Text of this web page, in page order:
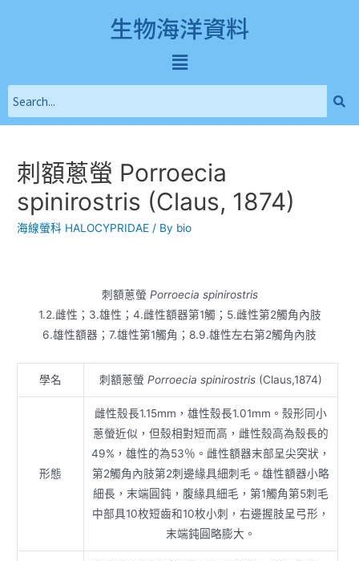
生物海洋資料
刺額蔥螢 Porroecia
spinirostris (Claus, 1874)
海線螢科 HALOCYPRIDAE / By bio
刺額蔥螢 Porroecia spinirostris
1.2.雌性；3.雄性；4.雌性額器第1觸；5.雌性第2觸角內肢
6.雄性額器；7.雄性第1觸角；8.9.雄性左右第2觸角內肢
學名 刺額蔥螢Porroecia spinirostris (Claus,1874)
形態
雌性殼長1.15mm，雄性殼長1.01mm。殼形同小
蔥螢近似，但殼相對短而高，雌性殼高為殼長的
49%，雄性的為53％。雌性額器末部呈尖突狀，
第2觸角內肢第2刺邊緣具細刺毛。雄性額器小略
細長，末端圓鈍，腹緣具細毛，第1觸角第5刺毛
中部具10枚短齒和10枚小刺，右邊握肢呈弓形，
末端鈍圓略膨大。